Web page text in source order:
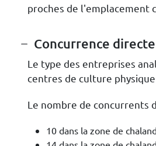
proches de l'emplacement
Concurrence directe
Le type des entreprises
centres de culture
Le nombre de concurrents
10 dans la zone de